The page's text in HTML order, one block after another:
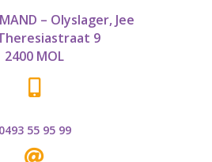
– Olyslager, Jee
9
2400 MOL
0493 55 95 99
